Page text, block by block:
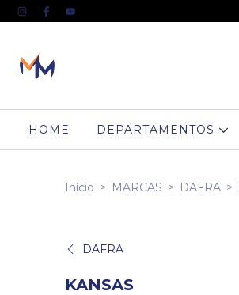
HOME DEPARTAMENTOS
Início > MARCAS > DAFRA >
DAFRA
KANSAS